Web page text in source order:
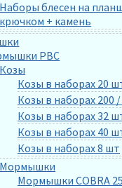
Наборы блесен на
крючком + камень
РВС
Козы
Козы в наборах 20
Козы в наборах 200
Козы в наборах 32
Козы в наборах 40
Козы в наборах 8 шт
Мормышки
Мормышки COBRA